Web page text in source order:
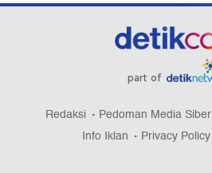
part of
Redaksi Pedoman Media Siber
Info Iklan
Privacy Policy